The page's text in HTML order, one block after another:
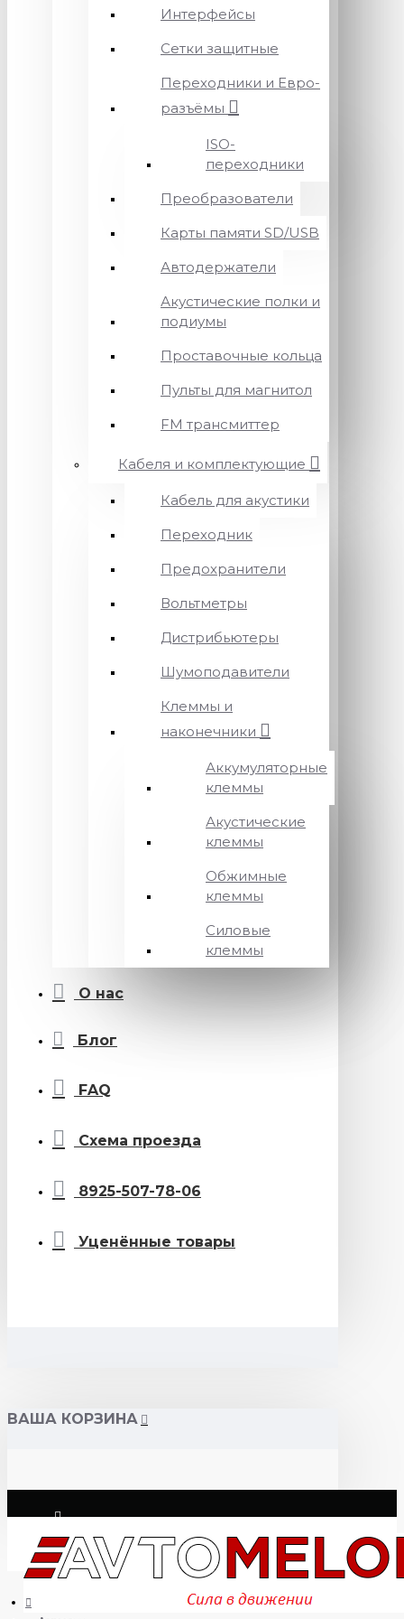
Интерфейсы
Сетки защитные
Переходники и Евро-
разъёмы
ISO-
переходники
Преобразователи
Карты памяти SD/USB
Автодержатели
Акустические полки и
подиумы
Проставочные кольца
Пульты для магнитол
FM трансмиттер
Кабеля и комплектующие
Кабель для акустики
Переходник
Предохранители
Вольтметры
Дистрибьютеры
Шумоподавители
Клеммы и
наконечники
Аккумуляторные
клеммы
Акустические
клеммы
Обжимные
клеммы
Силовые
клеммы
О нас
Блог
FAQ
Схема проезда
8925-507-78-06
Уценённые товары
ВАША КОРЗИНА
Логин
Регистрация